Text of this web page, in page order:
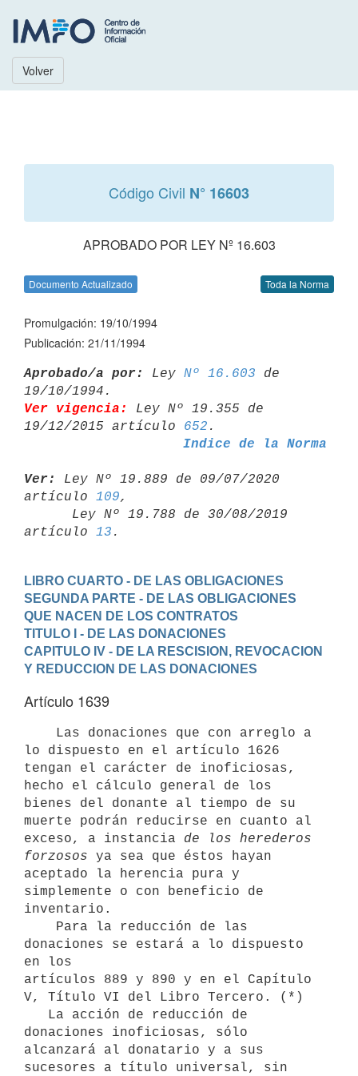
Volver
Código Civil N° 16603
APROBADO POR LEY Nº 16.603
Documento Actualizado Toda la Norma
Promulgación: 19/10/1994
Publicación: 21/11/1994
Aprobado/a por: Ley Nº 16.603 de
Ver vigencia:
Ley Nº 19.355 de
19/12/2015 artículo 652
Indice de la Norma
Ver:
Ley Nº 19.889 de 09/07/2020
artículo 109,
artículo 13
LIBRO CUARTO - DE LAS OBLIGACIONES
SEGUNDA PARTE - DE LAS OBLIGACIONES
QUE NACEN DE LOS CONTRATOS
TITULO I - DE LAS DONACIONES
CAPITULO IV - DE LA RESCISION, REVOCACION
Y REDUCCION DE LAS DONACIONES
Artículo 1639
lo dispuesto en el artículo 1626
tengan el carácter de inoficiosas,
hecho el cálculo general de los
bienes del donante al tiempo de su
muerte podrán reducirse en cuanto al
exceso, a instancia de los herederos
forzosos ya sea que éstos hayan
aceptado la herencia pura y
simplemente o con beneficio de
inventario.
donaciones se estará a lo dispuesto
en los
artículos 889 y 890 y en el Capítulo
V, Título VI del Libro Tercero. (*)
donaciones inoficiosas, sólo
alcanzará al donatario y a sus
sucesores a título universal, sin